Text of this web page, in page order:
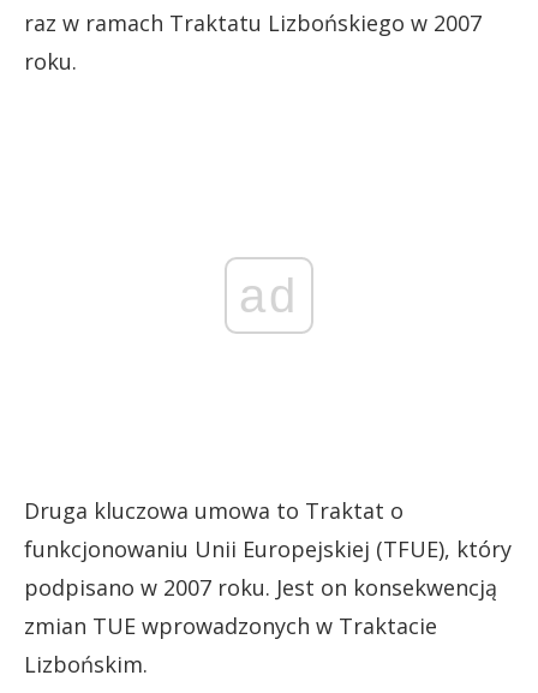
raz w ramach Traktatu Lizbońskiego w 2007
roku.
ad
Druga kluczowa umowa to Traktat o
funkcjonowaniu Unii Europejskiej (TFUE), który
podpisano w 2007 roku. Jest on konsekwencją
zmian TUE wprowadzonych w Traktacie
Lizbońskim.